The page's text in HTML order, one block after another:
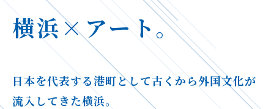
横浜×アート。
日本を代表する港町として古くから外国文化が
流入してきた横浜。